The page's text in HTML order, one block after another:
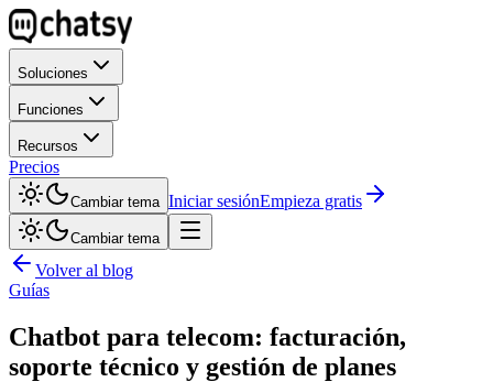
Soluciones
Funciones
Recursos
Precios
Cambiar tema Iniciar sesiónEmpieza gratis
Cambiar tema
Volver al blog
Guías
Chatbot para telecom: facturación,
soporte técnico y gestión de planes